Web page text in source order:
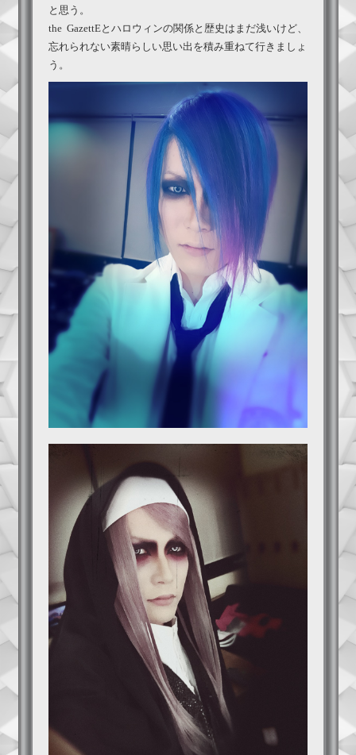
と思う。
the GazettEとハロウィンの関係と歴史はまだ浅いけど、
忘れられない素晴らしい思い出を積み重ねて行きましょ
う。